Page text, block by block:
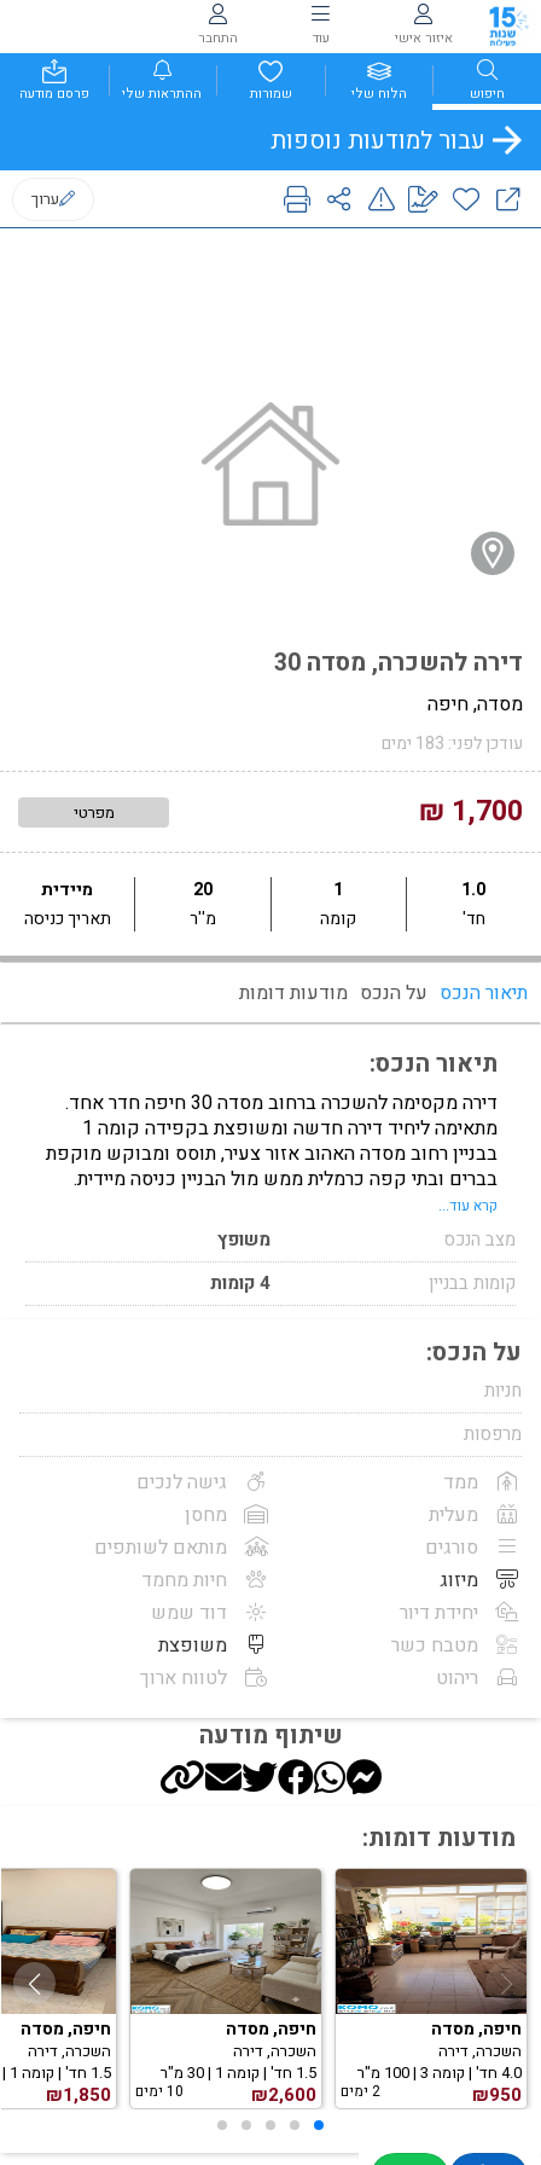
איזור אישי עוד התחבר
חיפוש הלוח שלי שמורות ההתראות שלי פרסם מודעה
עבור למודעות נוספות
ערוך
דירה להשכרה, מסדה 30
מסדה, חיפה
עודכן לפני: 183 ימים
1,700 ₪ מפרטי
1.0
חד'
1
קומה
20
מ''ר
מיידית
תאריך כניסה
תיאור הנכס על הנכס מודעות דומות
תיאור הנכס:
דירה מקסימה להשכרה ברחוב מסדה 30 חיפה חדר אחד.
מתאימה ליחיד דירה חדשה ומשופצת בקפידה קומה 1
בבניין רחוב מסדה האהוב אזור צעיר, תוסס ומבוקש מוקפת
בברים ובתי קפה כרמלית ממש מול הבניין כניסה מיידית.
זמין לא בשבת
קרא עוד...
מצב הנכס
משופץ
קומות בבניין
4 קומות
על הנכס:
חניות
מרפסות
ממד
מעלית
סורגים
מיזוג
יחידת דיור
מטבח כשר
ריהוט
גישה לנכים
מחסן
מותאם לשותפים
חיות מחמד
דוד שמש
משופצת
לטווח ארוך
שיתוף מודעה
מודעות דומות:
חיפה, מסדה
השכרה, דירה
4.0 חד' | קומה 3 | 100 מ"ר
₪950 2 ימים
חיפה, מסדה
השכרה, דירה
1.5 חד' | קומה 1 | 30 מ"ר
₪2,600 10 ימים
חיפה, מסדה
השכרה, דירה
1.5 חד' | קומה 1 | 35 מ"ר
₪1,850